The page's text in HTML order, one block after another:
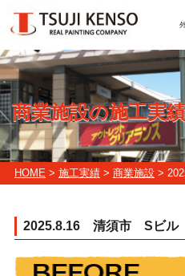
商業施設の施工実績
HOME> 施工実績> 商業施設>
2025.8.16 清須市 Sビル